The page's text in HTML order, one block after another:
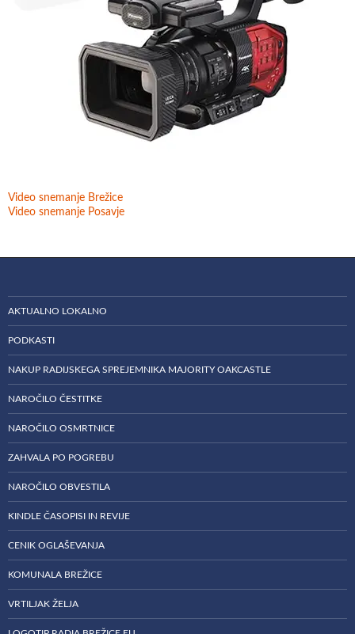
Video snemanje Brežice
Video snemanje Posavje
AKTUALNO LOKALNO
PODKASTI
NAKUP RADIJSKEGA SPREJEMNIKA MAJORITY OAKCASTLE
NAROČILO ČESTITKE
NAROČILO OSMRTNICE
ZAHVALA PO POGREBU
NAROČILO OBVESTILA
KINDLE ČASOPISI IN REVIJE
CENIK OGLAŠEVANJA
KOMUNALA BREŽICE
VRTILJAK ŽELJA